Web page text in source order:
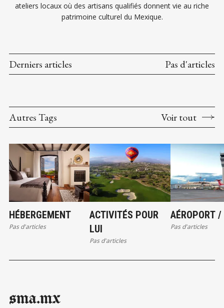
ateliers locaux où des artisans qualifiés donnent vie au riche
patrimoine culturel du Mexique.
Derniers articles Pas d'articles
Autres Tags Voir tout
HÉBERGEMENT
Pas d'articles
ACTIVITÉS POUR
LUI
Pas d'articles
AÉROPORT
Pas d'articles
sma.mx